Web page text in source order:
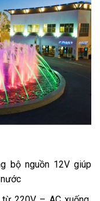
bộ nguồn 12V giúp